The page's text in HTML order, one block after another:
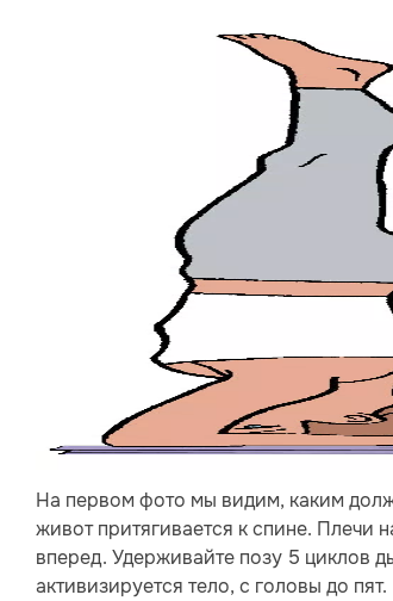
На первом фото мы видим, каким
живот притягивается к спине. Плечи
вперед. Удерживайте позу 5 циклов
активизируется тело, с головы до пят.